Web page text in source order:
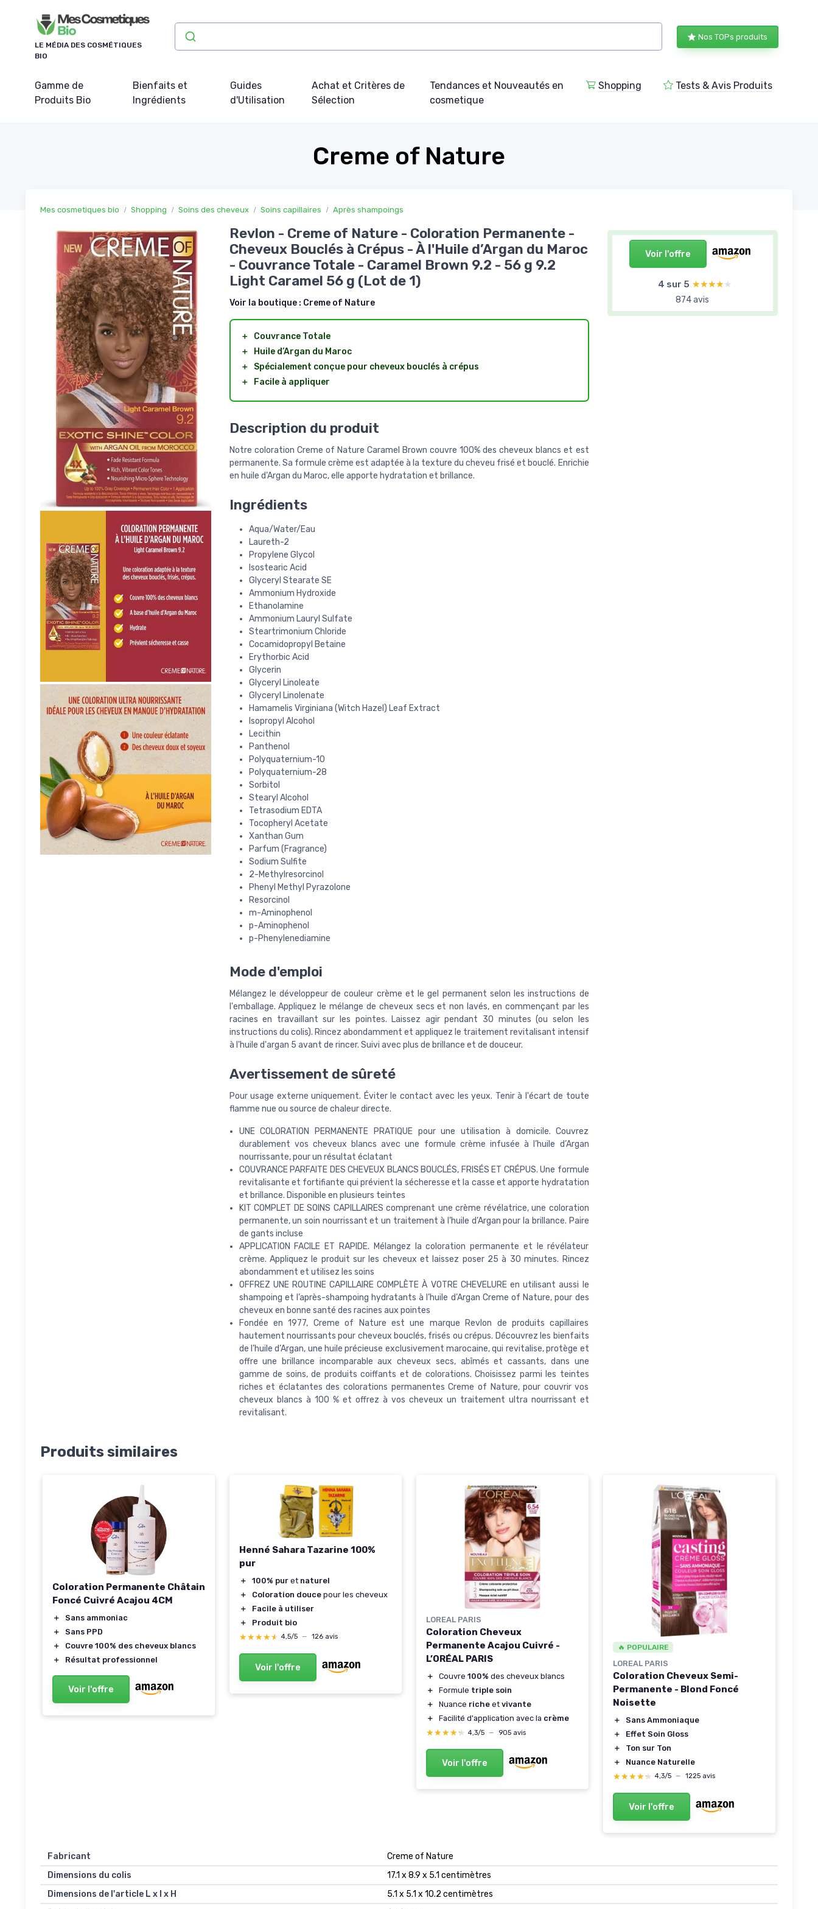
LE MÉDIA DES COSMÉTIQUES
BIO
Nos TOPs produits
Gamme de
Produits Bio
Bienfaits et
Ingrédients
Guides
d'Utilisation
Achat et Critères de
Sélection
Tendances et Nouveautés en
cosmetique
Shopping Tests & Avis Produits
Creme of Nature
Mes cosmetiques bio Shopping Soins des cheveux Soins capillaires Après shampoings
Voir l'offre
4 sur 5 ★★★★★
★★★★★
874 avis
Revlon - Creme of Nature - Coloration Permanente -
Cheveux Bouclés à Crépus - À l'Huile d’Argan du Maroc
- Couvrance Totale - Caramel Brown 9.2 - 56 g 9.2
Light Caramel 56 g (Lot de 1)
Voir la boutique : Creme of Nature
＋
Couvrance Totale
＋
Huile d’Argan du Maroc
＋
Spécialement conçue pour cheveux bouclés à crépus
＋
Facile à appliquer
Description du produit
Notre coloration Creme of Nature Caramel Brown couvre 100% des cheveux blancs et est
permanente. Sa formule crème est adaptée à la texture du cheveu frisé et bouclé. Enrichie
en huile d’Argan du Maroc, elle apporte hydratation et brillance.
Ingrédients
Aqua/Water/Eau
Laureth-2
Propylene Glycol
Isostearic Acid
Glyceryl Stearate SE
Ammonium Hydroxide
Ethanolamine
Ammonium Lauryl Sulfate
Steartrimonium Chloride
Cocamidopropyl Betaine
Erythorbic Acid
Glycerin
Glyceryl Linoleate
Glyceryl Linolenate
Hamamelis Virginiana (Witch Hazel) Leaf Extract
Isopropyl Alcohol
Lecithin
Panthenol
Polyquaternium-10
Polyquaternium-28
Sorbitol
Stearyl Alcohol
Tetrasodium EDTA
Tocopheryl Acetate
Xanthan Gum
Parfum (Fragrance)
Sodium Sulfite
2-Methylresorcinol
Phenyl Methyl Pyrazolone
Resorcinol
m-Aminophenol
p-Aminophenol
p-Phenylenediamine
Mode d'emploi
Mélangez le développeur de couleur crème et le gel permanent selon les instructions de
l'emballage. Appliquez le mélange de cheveux secs et non lavés, en commençant par les
racines en travaillant sur les pointes. Laissez agir pendant 30 minutes (ou selon les
instructions du colis). Rincez abondamment et appliquez le traitement revitalisant intensif
à l'huile d'argan 5 avant de rincer. Suivi avec plus de brillance et de douceur.
Avertissement de sûreté
Pour usage externe uniquement. Éviter le contact avec les yeux. Tenir à l'écart de toute
flamme nue ou source de chaleur directe.
UNE COLORATION PERMANENTE PRATIQUE pour une utilisation à domicile. Couvrez
durablement vos cheveux blancs avec une formule crème infusée à l’huile d’Argan
nourrissante, pour un résultat éclatant
COUVRANCE PARFAITE DES CHEVEUX BLANCS BOUCLÉS, FRISÉS ET CRÉPUS. Une formule
revitalisante et fortifiante qui prévient la sécheresse et la casse et apporte hydratation
et brillance. Disponible en plusieurs teintes
KIT COMPLET DE SOINS CAPILLAIRES comprenant une crème révélatrice, une coloration
permanente, un soin nourrissant et un traitement à l’huile d’Argan pour la brillance. Paire
de gants incluse
APPLICATION FACILE ET RAPIDE. Mélangez la coloration permanente et le révélateur
crème. Appliquez le produit sur les cheveux et laissez poser 25 à 30 minutes. Rincez
abondamment et utilisez les soins
OFFREZ UNE ROUTINE CAPILLAIRE COMPLÈTE À VOTRE CHEVELURE en utilisant aussi le
shampoing et l’après-shampoing hydratants à l’huile d’Argan Creme of Nature, pour des
cheveux en bonne santé des racines aux pointes
Fondée en 1977, Creme of Nature est une marque Revlon de produits capillaires
hautement nourrissants pour cheveux bouclés, frisés ou crépus. Découvrez les bienfaits
de l’huile d’Argan, une huile précieuse exclusivement marocaine, qui revitalise, protège et
offre une brillance incomparable aux cheveux secs, abîmés et cassants, dans une
gamme de soins, de produits coiffants et de colorations. Choisissez parmi les teintes
riches et éclatantes des colorations permanentes Creme of Nature, pour couvrir vos
cheveux blancs à 100 % et offrez à vos cheveux un traitement ultra nourrissant et
revitalisant.
Produits similaires
Coloration Permanente Châtain
Foncé Cuivré Acajou 4CM
＋
Sans ammoniac
＋
Sans PPD
＋
Couvre 100% des cheveux blancs
＋
Résultat professionnel
Voir l'offre
Henné Sahara Tazarine 100%
pur
＋ 100% pur et naturel
＋
Coloration douce pour les cheveux
＋
Facile à utiliser
＋
Produit bio
★★★★★
★★★★★ 4,5/5 — 126 avis
Voir l'offre
LOREAL PARIS
Coloration Cheveux
Permanente Acajou Cuivré -
L’ORÉAL PARIS
＋ Couvre 100% des cheveux blancs
＋
Formule triple soin
＋
Nuance riche et vivante
＋
Facilité d'application avec la crème
★★★★★
★★★★★ 4,3/5 — 905 avis
Voir l'offre
🔥 POPULAIRE
LOREAL PARIS
Coloration Cheveux Semi-
Permanente - Blond Foncé
Noisette
＋
Sans Ammoniaque
＋
Effet Soin Gloss
＋
Ton sur Ton
＋
Nuance Naturelle
★★★★★
★★★★★ 4,3/5 — 1225 avis
Voir l'offre
Fabricant
‎Creme of Nature
Dimensions du colis
‎17.1 x 8.9 x 5.1 centimètres
Dimensions de l'article L x l x H
‎5.1 x 5.1 x 10.2 centimètres